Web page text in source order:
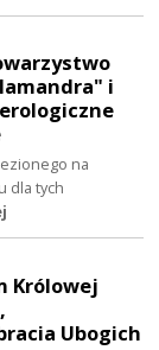
i
na
dla tych
Królowej
Ubogich